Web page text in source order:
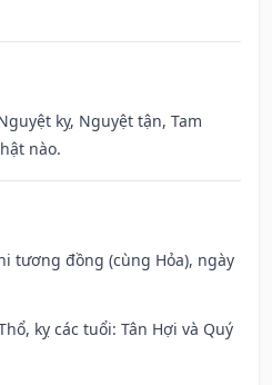
kỵ, Nguyệt tận, Tam
nào.
tương đồng (cùng Hỏa), ngày
kỵ các tuổi: Tân Hợi và Quý